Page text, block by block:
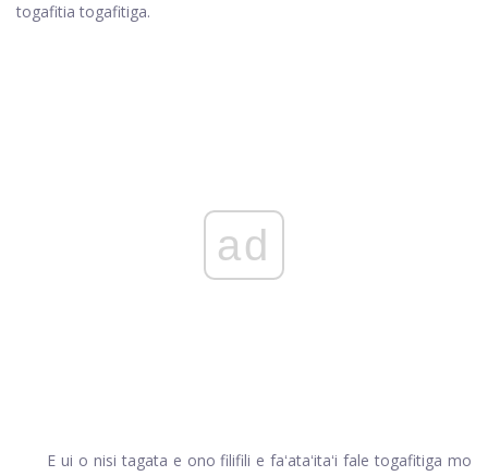
togafitia togafitiga.
ad
E ui o nisi tagata e ono filifili e faʻataʻitaʻi fale togafitiga mo